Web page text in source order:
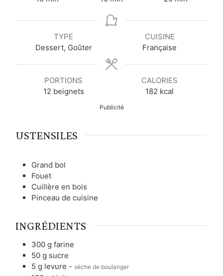
n
e
s
n
s
n
t
e
s
TYPE
Dessert, Goûter
CUISINE
Française
PORTIONS
12 beignets
CALORIES
182 kcal
Publicité
USTENSILES
Grand bol
Fouet
Cuillère en bois
Pinceau de cuisine
INGRÉDIENTS
300 g farine
50 g sucre
5 g levure - sèche de boulanger